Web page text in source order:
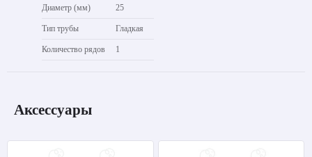
Диаметр (мм) 25
Тип трубы Гладкая
Количество рядов 1
Аксессуары